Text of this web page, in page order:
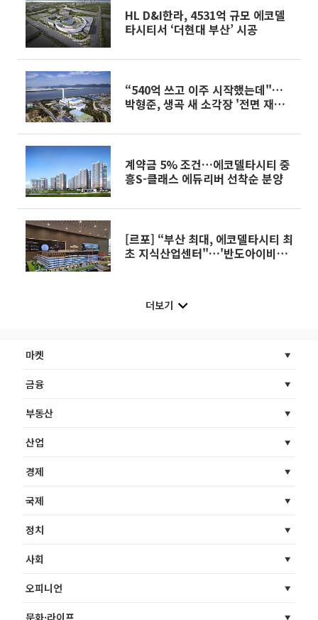
HL D&I한라, 4531억 규모 에코델
타시티서 ‘더현대 부산’ 시공
“540억 쓰고 이주 시작했는데"…
박형준, 생곡 새 소각장 '전면 재검
계약금 5% 조건…에코델타시티 중
흥S-클래스 에듀리버 선착순 분양
[르포] “부산 최대, 에코델타시티 최
초 지식산업센터"…'반도아이비플
더보기
마켓
금융
부동산
산업
경제
국제
정치
사회
오피니언
문화·라이프